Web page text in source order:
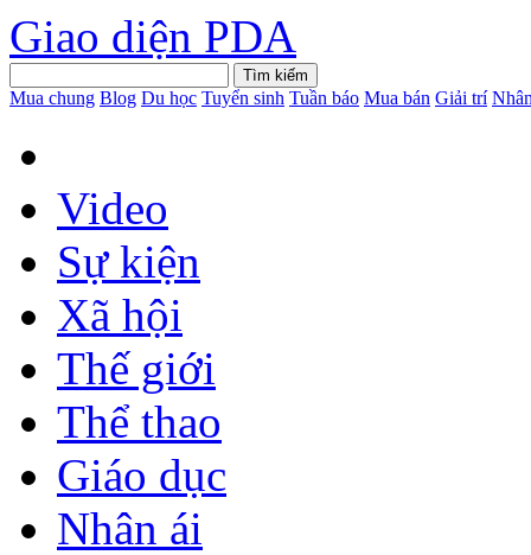
Giao diện PDA
Mua chung Blog Du học Tuyển sinh Tuần báo Mua bán Giải trí
Video
Sự kiện
Xã hội
Thế giới
Thể thao
Giáo dục
Nhân ái